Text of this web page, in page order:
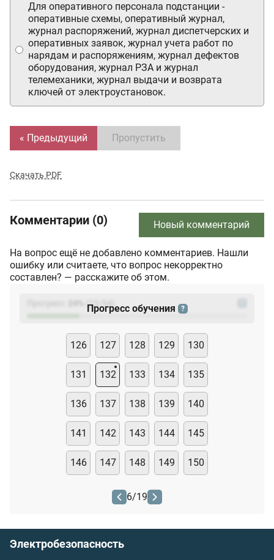
Для оперативного персонала подстанции -
оперативные схемы, оперативный журнал,
журнал распоряжений, журнал диспетчерских и
оперативных заявок, журнал учета работ по
нарядам и распоряжениям, журнал дефектов
оборудования, журнал РЗА и журнал
телемеханики, журнал выдачи и возврата
ключей от электроустановок.
« Предыдущий Пропустить
Скачать PDF
Комментарии (0) Новый комментарий
На вопрос ещё не добавлено комментариев. Нашли
ошибку или считаете, что вопрос некорректно
составлен? — расскажите об этом.
(23
Прогресс обучения ?
126 127 128 129 130
131 132 133 134 135
136 137 138 139 140
141 142 143 144 145
146 147 148 149 150
6/19
Электробезопасность